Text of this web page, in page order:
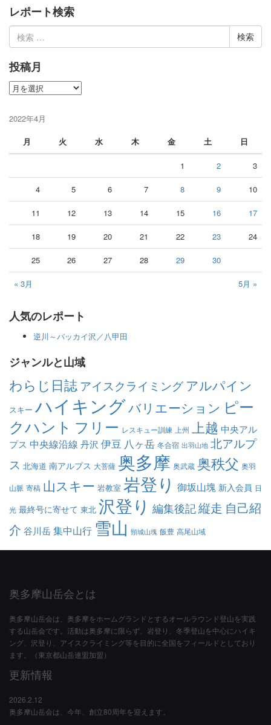
レポート検索
索:
投稿月
投
月
2022年4月
月
火 水 木 金 土 日
« 3月 5月 »
1 2 3
4 5 6 7 8 9 10
11 12 13 14 15 16 17
18 19 20 21 22 23 24
25 26 27 28 29 30
人気のレポート
逆川～バッカイ沢／八甲田
ジャンルと山域
わらじ日誌 アイスクライミング アルパイン
スキー ハイキングバリエーション ピー
クハント フリー レスキュー訓練 上州 上越 中央アル
プス 中央線沿線 丹沢 伊豆 八ヶ岳 冬合宿 出羽山地 北アルプ
ス 北海道 南アルプス 大菩薩 奥多摩 奥武蔵 奥秩父 奥羽
山脈 寄稿 山スキー 岩教室 岩登り 御坂山塊 新入会員 日
光 最終号に寄せて 東北 沢登り 編集後記縦走 自己紹
介 谷川岳集中山行 雪山 頸城山塊 飯豊 高尾山域
奥多摩山岳会とは
奥多摩山岳会は、奥多摩をホームグランドとするオールラウンド登山を実践
する山岳会です。活動は奥多摩に限らず、岩登り、冬季登山を中心にハイキ
ング、沢登り、アイスクライミング等を目的に全国をフィールドとしており
ます。（東京都山岳連盟加盟）
更新情報
2026.2.12
奥多摩山岳会は、今年、創立80周年を迎えます。